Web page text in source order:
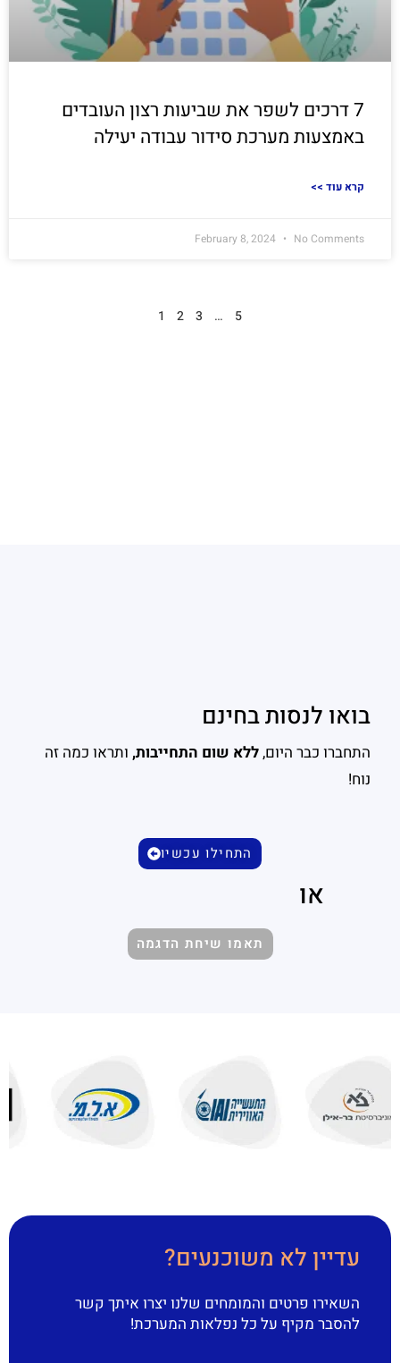
7 דרכים לשפר את שביעות רצון העובדים
באמצעות מערכת סידור עבודה יעילה
<< קרא עוד
February 8, 2024 No Comments
1 2 3 … 5
התחילו עכשיו
או
תאמו שיחת הדגמה
בואו לנסות בחינם
התחברו כבר היום,ללא שום התחייבות, ותראו כמה זה
נוח!
עדיין לא משוכנעים?
השאירו פרטים והמומחים שלנו יצרו איתך קשר
להסבר מקיף על כל נפלאות המערכת!